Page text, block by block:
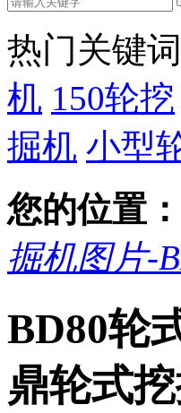
热门关键词
机 150轮挖
掘机 小型
您的位置：
掘机图片-
BD80轮
鼎轮式